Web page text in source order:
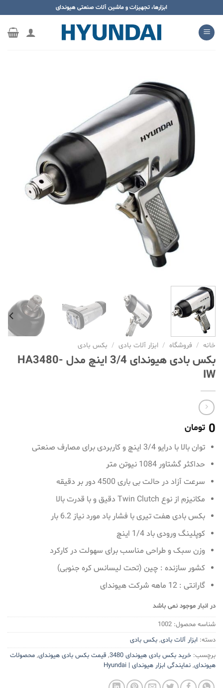
محتوا
بروید
ابزارها، تجهیزات و ماشین آلات صنعتی هیوندای
خانه / فروشگاه / ابزار آلات بادی / بکس بادی
بکس بادی هیوندای 3/4 اینچ مدل HA3480-
IW
0 تومان
توان بالا با درایو 3/4 اینچ و کاربردی برای مصارف صنعتی
حداکثر گشتاور 1084 نیوتن متر
سرعت آزاد در حالت بی باری 4500 دور بر دقیقه
مکانیزم از نوع Twin Clutch دقیق و با قدرت بالا
بکس بادی هفت تیری با فشار باد مورد نیاز 6.2 بار
کوپلینگ ورودی باد 1/4 اینچ
وزن سبک و طراحی مناسب برای سهولت در کارکرد
کشور سازنده : چین (تحت لیسانس کره جنوبی)
گارانتی : 12 ماهه شرکت هیوندای
در انبار موجود نمی باشد
شناسه محصول: 1002
دسته: ابزار آلات بادی, بکس بادی
برچسب: خرید بکس بادی هیوندای 3480 , قیمت بکس بادی هیوندای, محصولات
هیوندای, نمایندگی ابزار هیوندای | Hyundai